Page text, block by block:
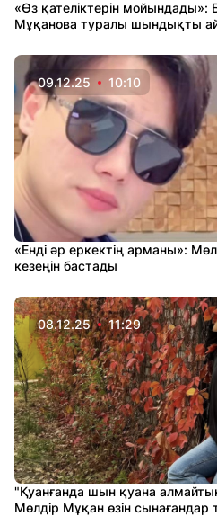
«Өз қателіктерін
Мұқанова туралы шындықты
09.12.25 10:10
«Енді әр еркектің арманы»:
кезеңін бастады
08.12.25 11:29
"Қуанғанда шын қуана
Мөлдір Мұқан өзін сынағандар